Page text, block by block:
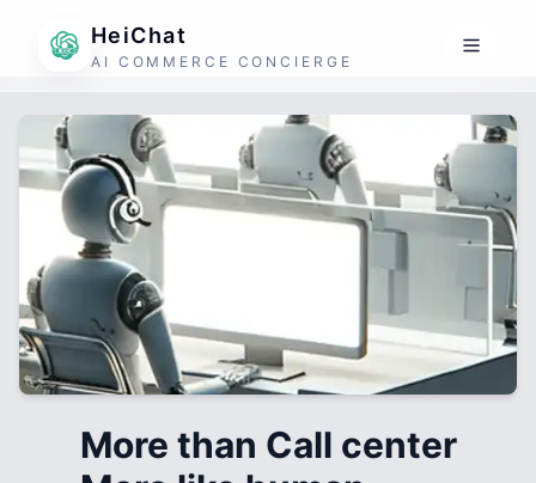
HeiChat
AI COMMERCE CONCIERGE
More than Call center